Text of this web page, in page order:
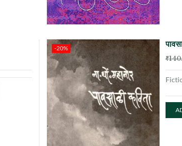
-20%
₹